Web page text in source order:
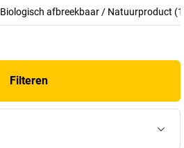
Biologisch afbreekbaar / Natuurproduct
Filteren